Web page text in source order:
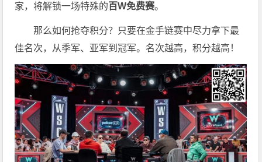
家，将解锁一场特殊的百W免费赛。
那么如何抢夺积分？只要在金手链赛中尽力拿下最
佳名次，从季军、亚军到冠军。名次越高，积分越高！